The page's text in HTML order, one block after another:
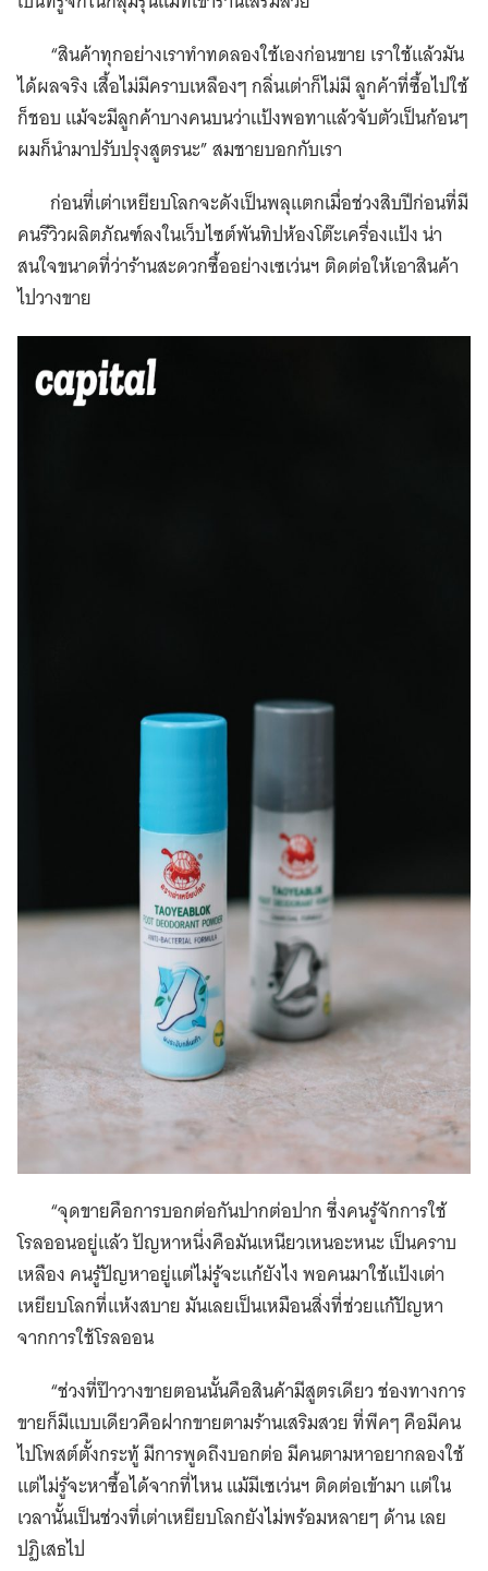
“สินค้าทุกอย่างเราทำทดลองใช้เองก่อนขาย เราใช้แล้วมัน
ได้ผลจริง เสื้อไม่มีคราบเหลืองๆ กลิ่นเต่าก็ไม่มี ลูกค้าที่ซื้อไปใช้
ก็ชอบ แม้จะมีลูกค้าบางคนบนว่าแป้งพอทาแล้วจับตัวเป็นก้อนๆ
ผมก็นำมาปรับปรุงสูตรนะ” สมชายบอกกับเรา
ก่อนที่เต่าเหยียบโลกจะดังเป็นพลุแตกเมื่อช่วงสิบปีก่อนที่มี
คนรีวิวผลิตภัณฑ์ลงในเว็บไซต์พันทิปห้องโต๊ะเครื่องแป้ง น่า
สนใจขนาดที่ว่าร้านสะดวกซื้ออย่างเซเว่นฯ ติดต่อให้เอาสินค้า
ไปวางขาย
“จุดขายคือการบอกต่อกันปากต่อปาก ซึ่งคนรู้จักการใช้
โรลออนอยู่แล้ว ปัญหาหนึ่งคือมันเหนียวเหนอะหนะ เป็นคราบ
เหลือง คนรู้ปัญหาอยู่แต่ไม่รู้จะแก้ยังไง พอคนมาใช้แป้งเต่า
เหยียบโลกที่แห้งสบาย มันเลยเป็นเหมือนสิ่งที่ช่วยแก้ปัญหา
จากการใช้โรลออน
“ช่วงที่ป๊าวางขายตอนนั้นคือสินค้ามีสูตรเดียว ช่องทางการ
ขายก็มีแบบเดียวคือฝากขายตามร้านเสริมสวย ที่พีคๆ คือมีคน
ไปโพสต์ตั้งกระทู้ มีการพูดถึงบอกต่อ มีคนตามหาอยากลองใช้
แต่ไม่รู้จะหาซื้อได้จากที่ไหน แม้มีเซเว่นฯ ติดต่อเข้ามา แต่ใน
เวลานั้นเป็นช่วงที่เต่าเหยียบโลกยังไม่พร้อมหลายๆ ด้าน เลย
ปฏิเสธไป